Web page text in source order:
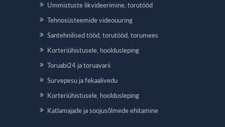
Ummistuste likvideerimine, torutööd
Tehnosüsteemide videouuring
Santehnilised tööd, torutööd, torumees
Korteriühistusele, hooldusleping
Toruabi24 ja toruavarii
Survepesu ja fekaalivedu
Korteriühistusele, hooldusleping
Katlamajade ja soojusõlmede ehitamine